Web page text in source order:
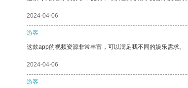
2024-04-06
游客
这款app的视频资源非常丰富，可以满足我不同的娱乐需求。
2024-04-06
游客